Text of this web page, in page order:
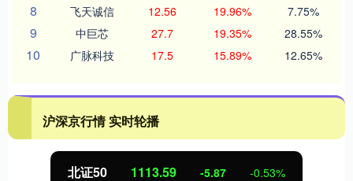
8 飞天诚信 12.56 19.96% 7.75%
9 中巨芯 27.7 19.35% 28.55%
10 广脉科技 17.5 15.89% 12.65%
沪深京行情 实时轮播
北证50 1113.63 -5.83 -0.52%